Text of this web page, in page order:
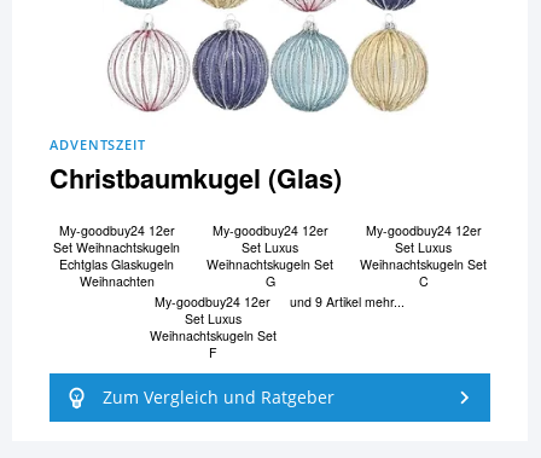
ADVENTSZEIT
Christbaumkugel (Glas)
My-goodbuy24 12er
Set Weihnachtskugeln
Echtglas Glaskugeln
Weihnachten
My-goodbuy24 12er
Set Luxus
Weihnachtskugeln Set
G
My-goodbuy24 12er
Set Luxus
Weihnachtskugeln Set
C
My-goodbuy24 12er
Set Luxus
Weihnachtskugeln Set
F
und 9 Artikel mehr...
Zum Vergleich und Ratgeber